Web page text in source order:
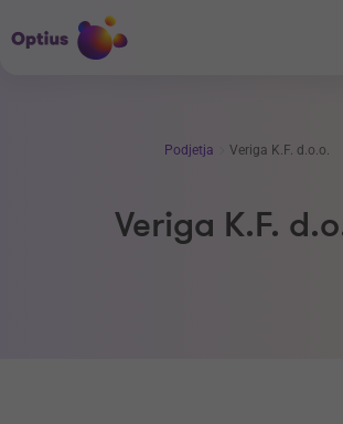
Podjetja Veriga K.F. d.o.o.
Veriga K.F.